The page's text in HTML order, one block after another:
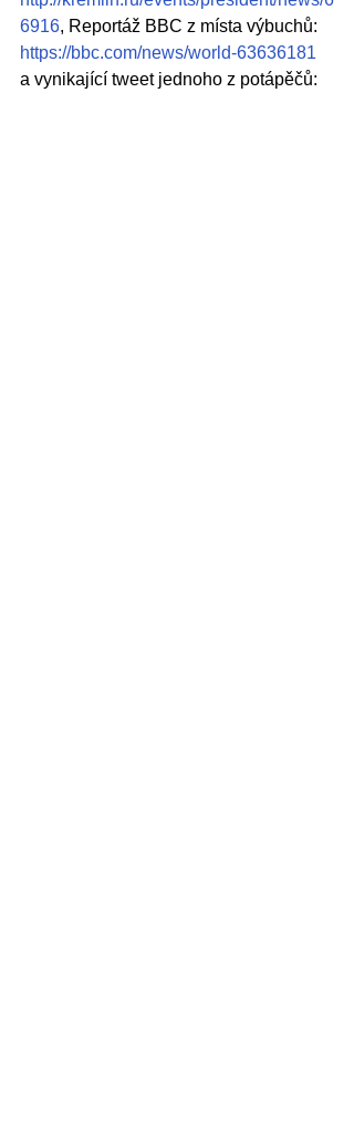
6916, Reportáž BBC z místa výbuchů:
https://bbc.com/news/world-63636181
a vynikající tweet jednoho z potápěčů: